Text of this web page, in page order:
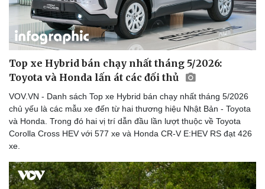
Top xe Hybrid bán chạy nhất tháng 5/2026:
Toyota và Honda lấn át các đối thủ
VOV.VN - Danh sách Top xe Hybrid bán chạy nhất tháng 5/2026
chủ yếu là các mẫu xe đến từ hai thương hiệu Nhật Bản - Toyota
và Honda. Trong đó hai vị trí dẫn đầu lần lượt thuộc về Toyota
Corolla Cross HEV với 577 xe và Honda CR-V E:HEV RS đạt 426
xe.